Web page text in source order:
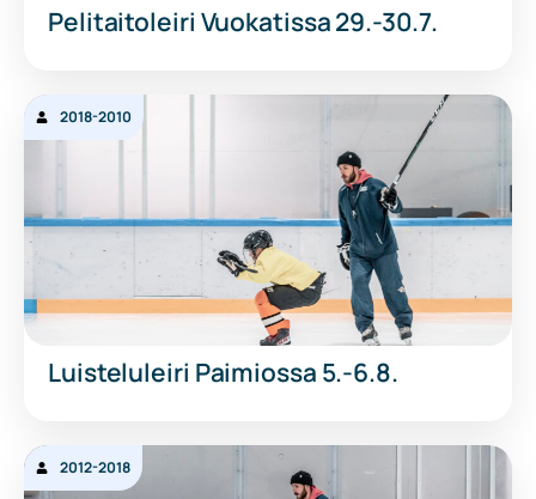
Pelitaitoleiri Vuokatissa 29.-30.7.
2018-2010
Luisteluleiri Paimiossa 5.-6.8.
2012-2018